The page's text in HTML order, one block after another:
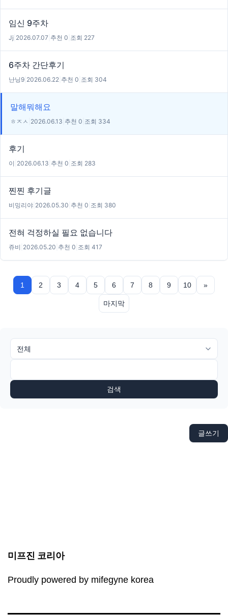
임신 9주차
Jj 2026.07.07 추천 0 조회 227
6주차 간단후기
난닝9 2026.06.22 추천 0 조회 304
말해뭐해요
ㅎㅈㅅ 2026.06.13 추천 0 조회 334
후기
이 2026.06.13 추천 0 조회 283
찐찐 후기글
비밍리야 2026.05.30 추천 0 조회 380
전혀 걱정하실 필요 없습니다
쥬비 2026.05.20 추천 0 조회 417
1 2 3 4 5 6 7 8 9 10 »
마지막
검색
글쓰기
미프진 코리아
Proudly powered by mifegyne korea